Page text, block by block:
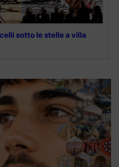
sotto le stelle a villa